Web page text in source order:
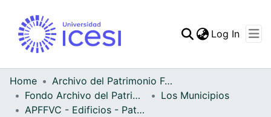
Statistics
Log In
Home
Archivo del Patrimonio Fotográfico y Fílmico del Valle del Cauca
Fondo Archivo del Patrimonio Fotográfico y Fílmico del Valle del Cauca
Los Municipios
APFFVC - Edificios - Patrimonial